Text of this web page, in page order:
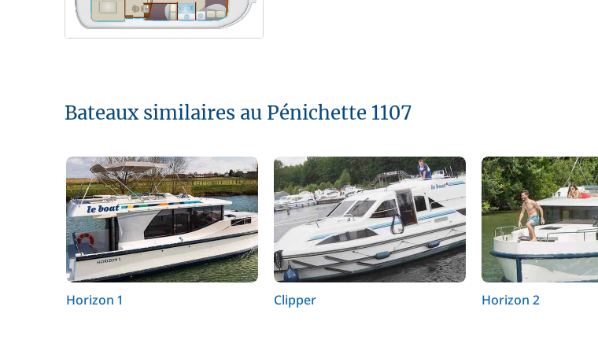
Bateaux similaires au Pénichette 1107
Horizon 1 Clipper Horizon 2